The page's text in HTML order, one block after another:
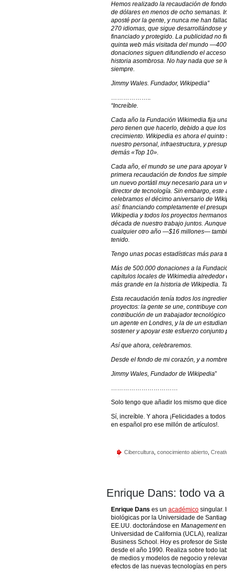
Hemos realizado la recaudación de
de dólares en menos de ocho semanas.
aposté por la gente, y nunca me han
270 idiomas, que sigue desarrollándose
financiado y protegido. La publicidad no
quinta web más visitada del mundo
donaciones siguen difundiendo el
historia asombrosa. No hay nada que se
siempre.
Jimmy Wales. Fundador, Wikipedia”
………………..
“Increíble.
Cada año la Fundación Wikimedia fija
pero tienen que hacerlo, debido a que
crecimiento. Wikipedia es ahora el
nuestro personal, infraestructura, y
demás «Top 10».
Cada año, el mundo se une para apoyar
primera recaudación de fondos fue
un nuevo portátil muy necesario para un
director de tecnología. Sin embargo,
celebramos el décimo aniversario de
así: financiando completamente el
Wikipedia y todos los proyectos
década de nuestro trabajo juntos.
cualquier otro año —$16 millones—
tenido.
Tengo unas pocas estadísticas más para
Más de 500.000 donaciones a la
capítulos locales de Wikimedia
más grande en la historia de Wikipedia.
Esta recaudación tenía todos los
proyectos: la gente se une, contribuye
contribución de un trabajador
un agente en Londres, y la de un
sostener y apoyar este esfuerzo conjunto
Así que ahora, celebraremos.
Desde el fondo de mi corazón, y a
Jimmy Wales, Fundador de Wikipedia”
……………………………
Solo tengo que añadir los mismo que
Sí, increíble. Y ahora ¡Felicidades a
en español pro ese millón de artículos!.
Cibercultura conocimiento abierto
Enrique Dans: todo va
Enrique Dans es un académico singular.
biológicas por la Universidade de
EE.UU. doctorándose en Managementen
Universidad de California (UCLA),
Business School. Hoy es profesor de
desde el año 1990. Realiza sobre todo
de medios y modelos de negocio y
efectos de las nuevas tecnologías en